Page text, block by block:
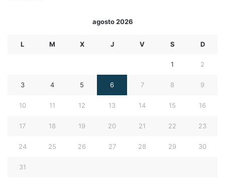
agosto 2026
L M X J V S D
1 2
3 4 5 6 7 8 9
10 11 12 13 14 15 16
17 18 19 20 21 22 23
24 25 26 27 28 29 30
31